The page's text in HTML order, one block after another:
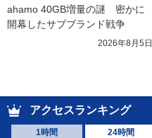
ahamo 40GB増量の謎　密かに
開幕したサブブランド戦争
2026年8月5日
アクセスランキング
1時間 24時間